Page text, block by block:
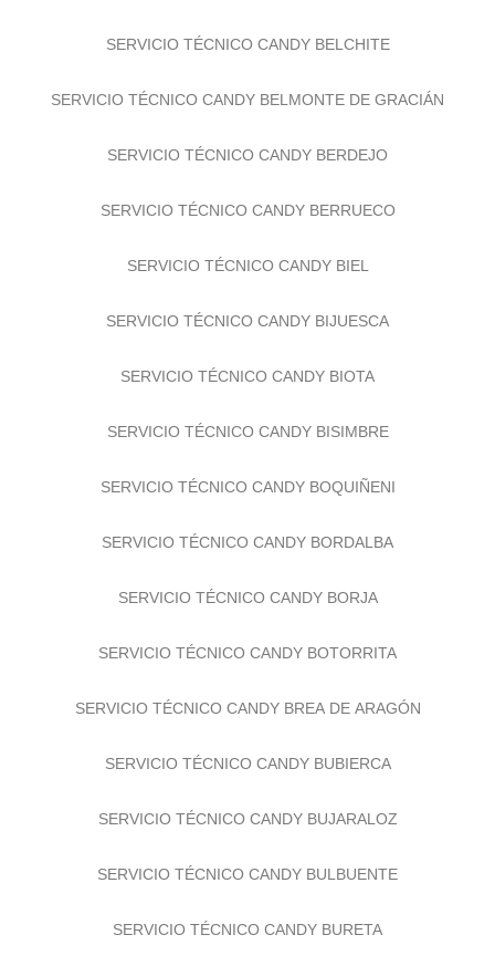
SERVICIO TÉCNICO CANDY BELCHITE
SERVICIO TÉCNICO CANDY BELMONTE DE GRACIÁN
SERVICIO TÉCNICO CANDY BERDEJO
SERVICIO TÉCNICO CANDY BERRUECO
SERVICIO TÉCNICO CANDY BIEL
SERVICIO TÉCNICO CANDY BIJUESCA
SERVICIO TÉCNICO CANDY BIOTA
SERVICIO TÉCNICO CANDY BISIMBRE
SERVICIO TÉCNICO CANDY BOQUIÑENI
SERVICIO TÉCNICO CANDY BORDALBA
SERVICIO TÉCNICO CANDY BORJA
SERVICIO TÉCNICO CANDY BOTORRITA
SERVICIO TÉCNICO CANDY BREA DE ARAGÓN
SERVICIO TÉCNICO CANDY BUBIERCA
SERVICIO TÉCNICO CANDY BUJARALOZ
SERVICIO TÉCNICO CANDY BULBUENTE
SERVICIO TÉCNICO CANDY BURETA